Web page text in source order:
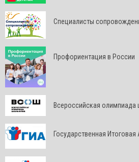
Специалисты
Профориентация в России
Всероссийская олимпиада
Государственная Итоговая